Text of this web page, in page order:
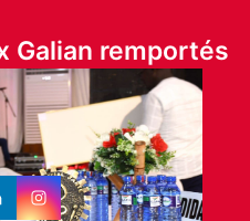
Galian remportés